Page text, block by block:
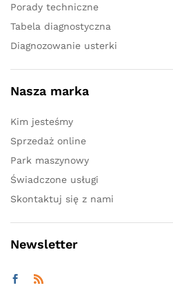
Porady techniczne
Tabela diagnostyczna
Diagnozowanie usterki
Nasza marka
Kim jesteśmy
Sprzedaż online
Park maszynowy
Świadczone usługi
Skontaktuj się z nami
Newsletter